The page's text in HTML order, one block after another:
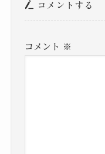
コメントする
コメント ※